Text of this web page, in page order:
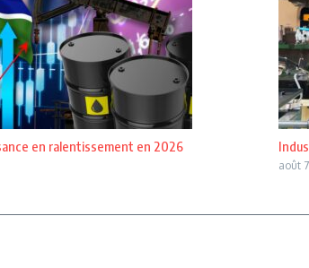
en ralentissement en 2026
août